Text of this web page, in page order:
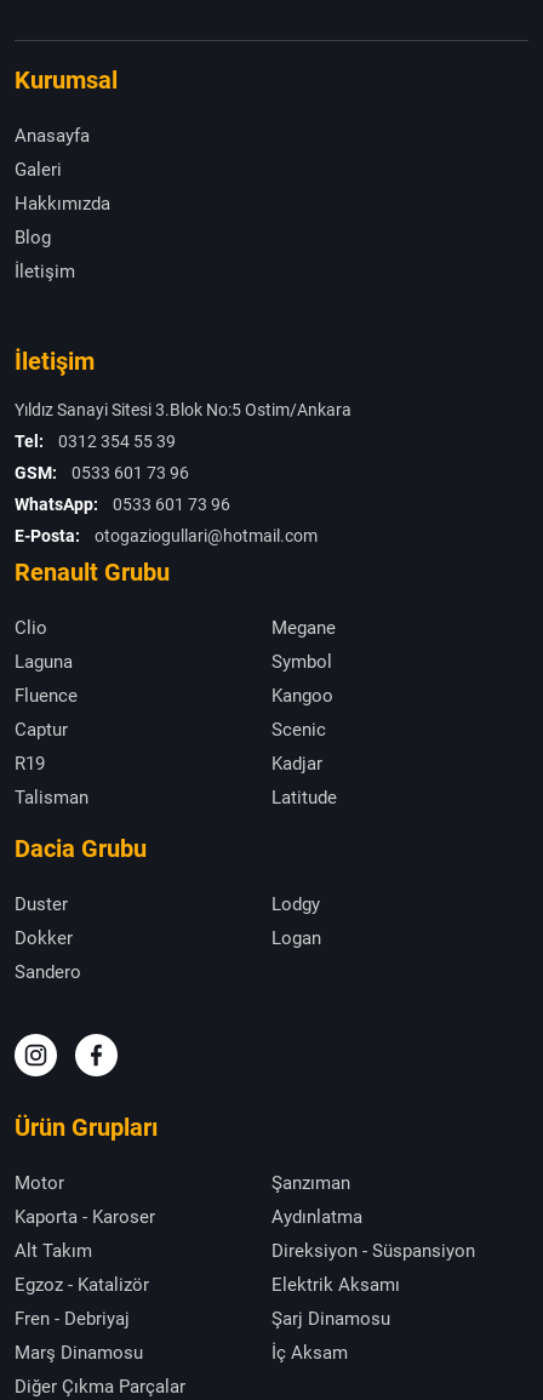
Kurumsal
Anasayfa
Galeri
Hakkımızda
Blog
İletişim
İletişim
Yıldız Sanayi Sitesi 3.Blok No:5 Ostim/Ankara
Tel:
0312 354 55 39
GSM:
0533 601 73 96
WhatsApp:
0533 601 73 96
E-Posta:
otogaziogullari@hotmail.com
Renault Grubu
Clio
Megane
Laguna
Symbol
Fluence
Kangoo
Captur
Scenic
R19
Kadjar
Talisman
Latitude
Dacia Grubu
Duster
Lodgy
Dokker
Logan
Sandero
Ürün Grupları
Motor
Şanzıman
Kaporta - Karoser
Aydınlatma
Alt Takım
Direksiyon - Süspansiyon
Egzoz - Katalizör
Elektrik Aksamı
Fren - Debriyaj
Şarj Dinamosu
Marş Dinamosu
İç Aksam
Diğer Çıkma Parçalar